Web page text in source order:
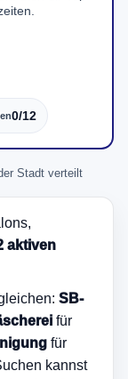
0/12
Stadt verteilt
aktiven
SB-
für
für
kannst